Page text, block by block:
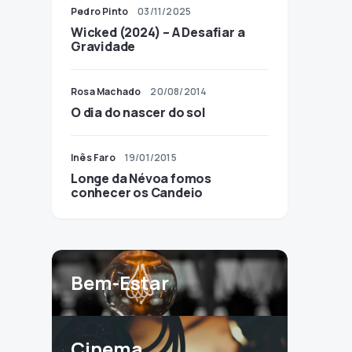
Pedro Pinto 03/11/2025
Wicked (2024) – A Desafiar a
Gravidade
Rosa Machado 20/08/2014
O dia do nascer do sol
Inês Faro 19/01/2015
Longe da Névoa fomos
conhecer os Candeio
Bem-Estar